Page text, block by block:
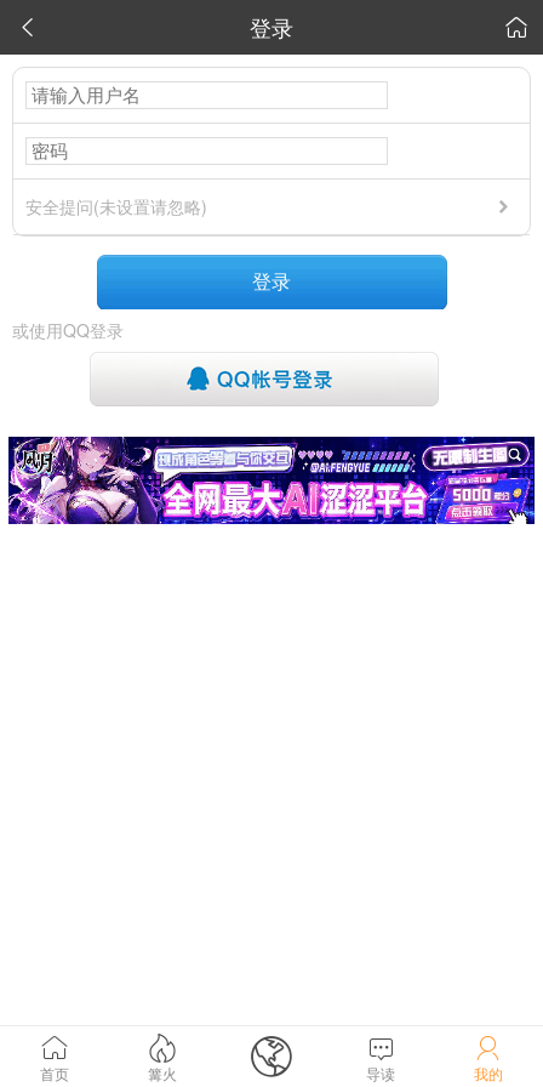
 登录 
安全提问(未设置请忽略)
登录
或使用QQ登录

首页

篝火  
导读

我的